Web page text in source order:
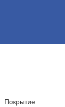
Покрытие